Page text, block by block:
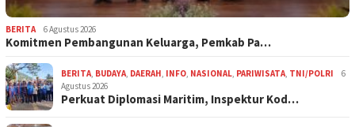
BERITA 6 Agustus 2026
Komitmen Pembangunan Keluarga, Pemkab Pa…
BERITA BUDAYA DAERAH INFO NASIONAL PARIWISATA TNI/POLRI
6
Agustus 2026
Perkuat Diplomasi Maritim, Inspektur Kod…